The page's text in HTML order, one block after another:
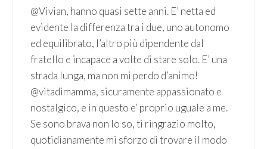
@Vivian, hanno quasi sette anni. E’ netta ed
evidente la differenza tra i due, uno autonomo
ed equilibrato, l’altro più dipendente dal
fratello e incapace a volte di stare solo. E’ una
strada lunga, ma non mi perdo d’animo!
@vitadimamma, sicuramente appassionato e
nostalgico, e in questo e’ proprio uguale a me.
Se sono brava non lo so, ti ringrazio molto,
quotidianamente mi sforzo di trovare il modo